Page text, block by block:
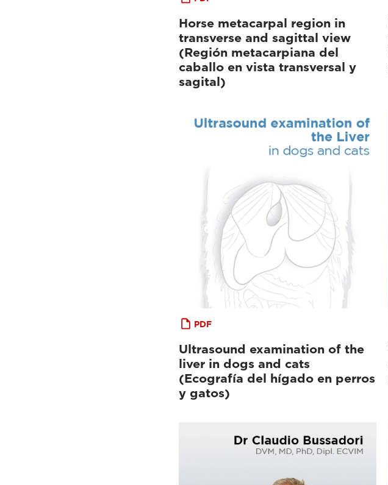
Horse metacarpal region in
transverse and sagittal view
(Región metacarpiana del
caballo en vista transversal y
sagital)
PDF
Ultrasound examination of the
liver in dogs and cats
(Ecografía del hígado en perros
y gatos)